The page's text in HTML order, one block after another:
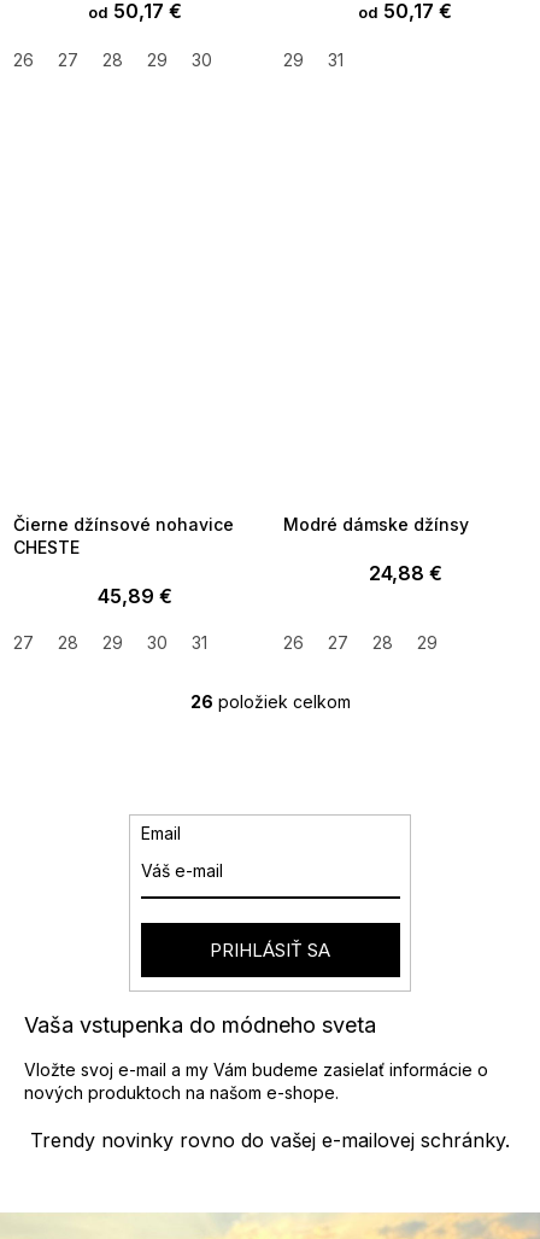
od 50,17 €
26 27 28 29 30
od 50,17 €
29 31
Čierne džínsové nohavice
CHESTE
45,89 €
27 28 29 30 31
Modré dámske džínsy
24,88 €
26 27 28 29
O
e
p
r
v
k
v
p
i
u
26 položiek celkom
Trendy novinky rovno do vašej e-mailovej schránky.
Vaša vstupenka do módneho sveta
Vložte svoj e-mail a my Vám budeme zasielať informácie o
nových produktoch na našom e-shope.
Email
PRIHLÁSIŤ SA